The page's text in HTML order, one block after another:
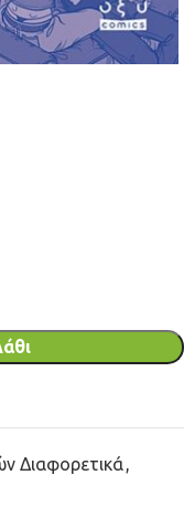
Διαφορετικά,